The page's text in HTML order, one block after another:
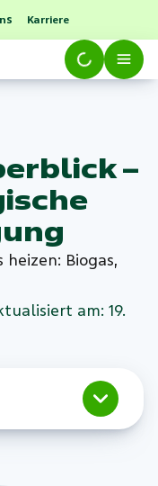
Karriere
–
Biogas,
am: 19.